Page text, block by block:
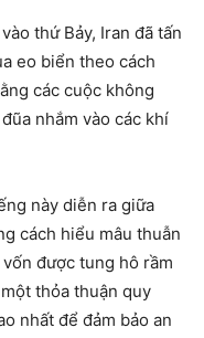
thứ Bảy, Iran đã tấn
eo biển theo cách
các cuộc không
nhắm vào các khí
này diễn ra giữa
cách hiểu mâu thuẫn
được tung hô rầm
thỏa thuận quy
nhất để đảm bảo an